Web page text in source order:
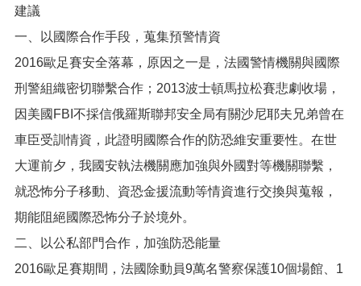
建議
一、以國際合作手段，蒐集預警情資
2016歐足賽安全落幕，原因之一是，法國警情機關與國際
刑警組織密切聯繫合作；2013波士頓馬拉松賽悲劇收場，
因美國FBI不採信俄羅斯聯邦安全局有關沙尼耶夫兄弟曾在
車臣受訓情資，此證明國際合作的防恐維安重要性。在世
大運前夕，我國安執法機關應加強與外國對等機關聯繫，
就恐怖分子移動、資恐金援流動等情資進行交換與蒐報，
期能阻絕國際恐怖分子於境外。
二、以公私部門合作，加強防恐能量
2016歐足賽期間，法國除動員9萬名警察保護10個場館、1